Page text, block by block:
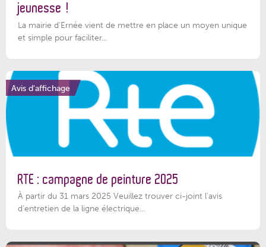
jeunesse !
La mairie d’Ernée vient de mettre en place un moyen unique
et simple pour faciliter...
Avis d'affichage
RTE : campagne de peinture 2025
À partir du 31 mars 2025 Veuillez trouver ci-joint l'avis
d'entretien de la ligne électrique...